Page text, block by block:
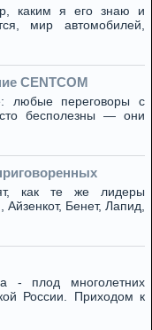
каким я его знаю и
мир автомобилей,
CENTCOM
любые переговоры с
бесполезны — они
как те же лидеры
Бенет, Лапид,
- плод многолетних
России. Приходом к